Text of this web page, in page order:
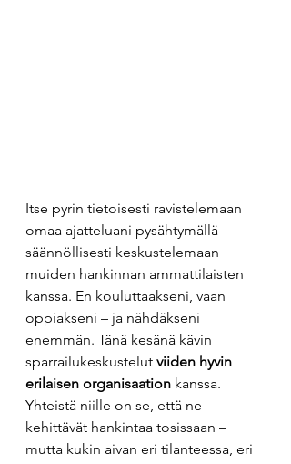
Itse pyrin tietoisesti ravistelemaan
omaa ajatteluani pysähtymällä
säännöllisesti keskustelemaan
muiden hankinnan ammattilaisten
kanssa. En kouluttaakseni, vaan
oppiakseni – ja nähdäkseni
enemmän. Tänä kesänä kävin
sparrailukeskustelut viiden hyvin
erilaisen organisaation kanssa.
Yhteistä niille on se, että ne
kehittävät hankintaa tosissaan –
mutta kukin aivan eri tilanteessa, eri